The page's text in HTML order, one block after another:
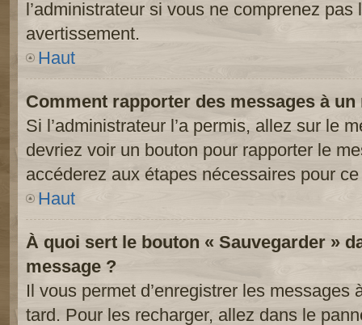
l’administrateur si vous ne comprenez
avertissement.
Haut
Comment rapporter des messages à
Si l’administrateur l’a permis, allez sur le
devriez voir un bouton pour rapporter le
accéderez aux étapes nécessaires pour
Haut
À quoi sert le bouton « Sauvegarder »
message ?
Il vous permet d’enregistrer les messages
tard. Pour les recharger, allez dans le